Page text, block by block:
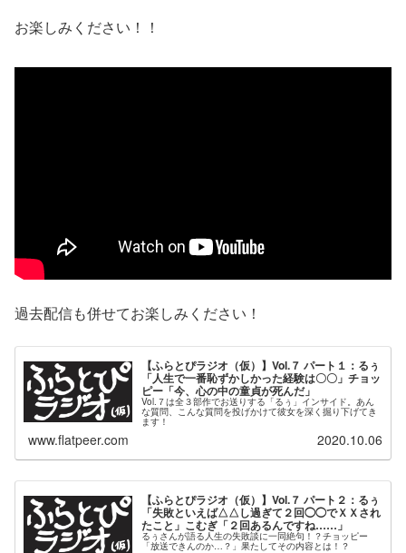
お楽しみください！！
過去配信も併せてお楽しみください！
【ふらとぴラジオ（仮）】Vol.７ パート１：るぅ
「人生で一番恥ずかしかった経験は〇〇」チョッ
ピー「今、心の中の童貞が死んだ」
Vol.７は全３部作でお送りする「るぅ」インサイド。あん
な質問、こんな質問を投げかけて彼女を深く掘り下げてき
ます！
www.flatpeer.com 2020.10.06
【ふらとぴラジオ（仮）】Vol.７ パート２：るぅ
「失敗といえば△△し過ぎて２回◯◯でＸＸされ
たこと」こむぎ「２回あるんですね……」
るぅさんが語る人生の失敗談に一同絶句！？チョッピー
「放送できんのか…？」果たしてその内容とは！？